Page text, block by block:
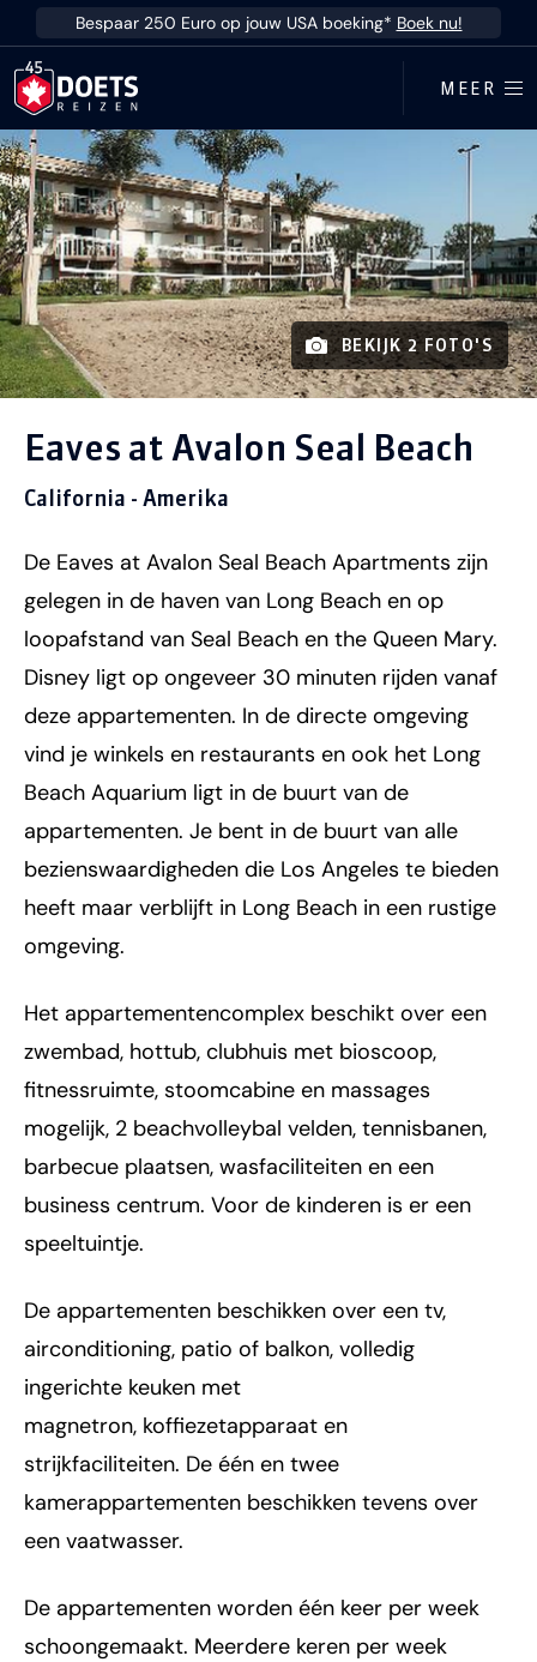
Ga direct naar inhoud
Bespaar 250 Euro op jouw USA boeking* Boek nu!
MEER
BEKIJK 2 FOTO'S
Eaves at Avalon Seal Beach
California - Amerika
De Eaves at Avalon Seal Beach Apartments zijn
gelegen in de haven van Long Beach en op
loopafstand van Seal Beach en the Queen Mary.
Disney ligt op ongeveer 30 minuten rijden vanaf
deze appartementen. In de directe omgeving
vind je winkels en restaurants en ook het Long
Beach Aquarium ligt in de buurt van de
appartementen. Je bent in de buurt van alle
bezienswaardigheden die Los Angeles te bieden
heeft maar verblijft in Long Beach in een rustige
omgeving.
Het appartementencomplex beschikt over een
zwembad, hottub, clubhuis met bioscoop,
fitnessruimte, stoomcabine en massages
mogelijk, 2 beachvolleybal velden, tennisbanen,
barbecue plaatsen, wasfaciliteiten en een
business centrum. Voor de kinderen is er een
speeltuintje.
De appartementen beschikken over een tv,
airconditioning, patio of balkon, volledig
ingerichte keuken met
magnetron, koffiezetapparaat en
strijkfaciliteiten. De één en twee
kamerappartementen beschikken tevens over
een vaatwasser.
De appartementen worden één keer per week
schoongemaakt. Meerdere keren per week